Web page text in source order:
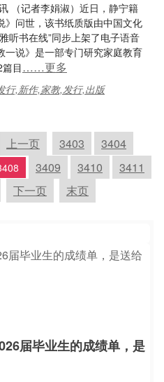
（记者李娟淑）近日，静宁籍
》问世，该书纸质版由中国文化
听书在线”同步上架了电子语音
一说》是一部专门研究家庭教育
目……更多
行,新作,家教,发行,出版
上一页 3403
3404
3409 3410
3411
下一页 末页
届毕业生的成绩单，是